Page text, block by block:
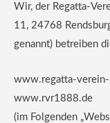
Wir, der Regatta-
11, 24768
genannt) betreiben
www.regatta-verein-
www.rvr1888.de
(im Folgenden